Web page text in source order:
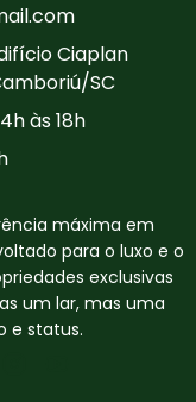
Ciaplan
SC
às 18h
máxima em
para o luxo e o
exclusivas
um lar, mas uma
e status.